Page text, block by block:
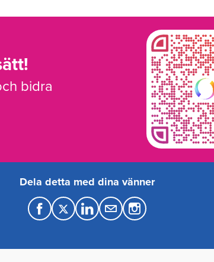
bidra
Dela detta med dina vänner
F
T
L
M